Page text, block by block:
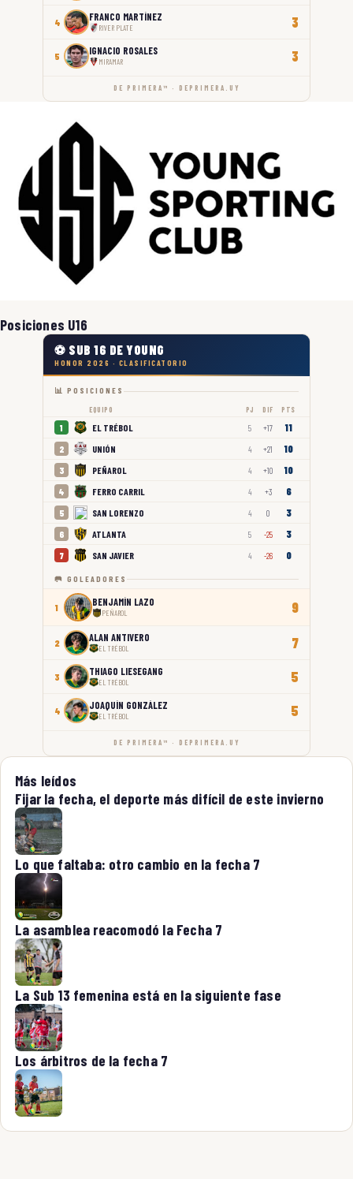
4 FRANCO MARTÍNEZ
RIVER PLATE 3
5 IGNACIO ROSALES
MIRAMAR 3
DE PRIMERA™ · DEPRIMERA.UY
Posiciones U16
⚽ SUB 16 DE YOUNG
HONOR 2026 · CLASIFICATORIO
📊 POSICIONES
EQUIPO PJ DIF PTS
1 EL TRÉBOL 5 +17 11
2 UNIÓN 4 +21 10
3 PEÑAROL 4 +10 10
4 FERRO CARRIL 4 +3 6
5 SAN LORENZO 4 0 3
6 ATLANTA 5 -25 3
7 SAN JAVIER 4 -26 0
🥅 GOLEADORES
1 BENJAMÍN LAZO
PEÑAROL 9
2 ALAN ANTIVERO
EL TRÉBOL 7
3 THIAGO LIESEGANG
EL TRÉBOL 5
4 JOAQUÍN GONZÁLEZ
EL TRÉBOL 5
DE PRIMERA™ · DEPRIMERA.UY
Más leídos
Fijar la fecha, el deporte más difícil de este invierno
Lo que faltaba: otro cambio en la fecha 7
La asamblea reacomodó la Fecha 7
La Sub 13 femenina está en la siguiente fase
Los árbitros de la fecha 7